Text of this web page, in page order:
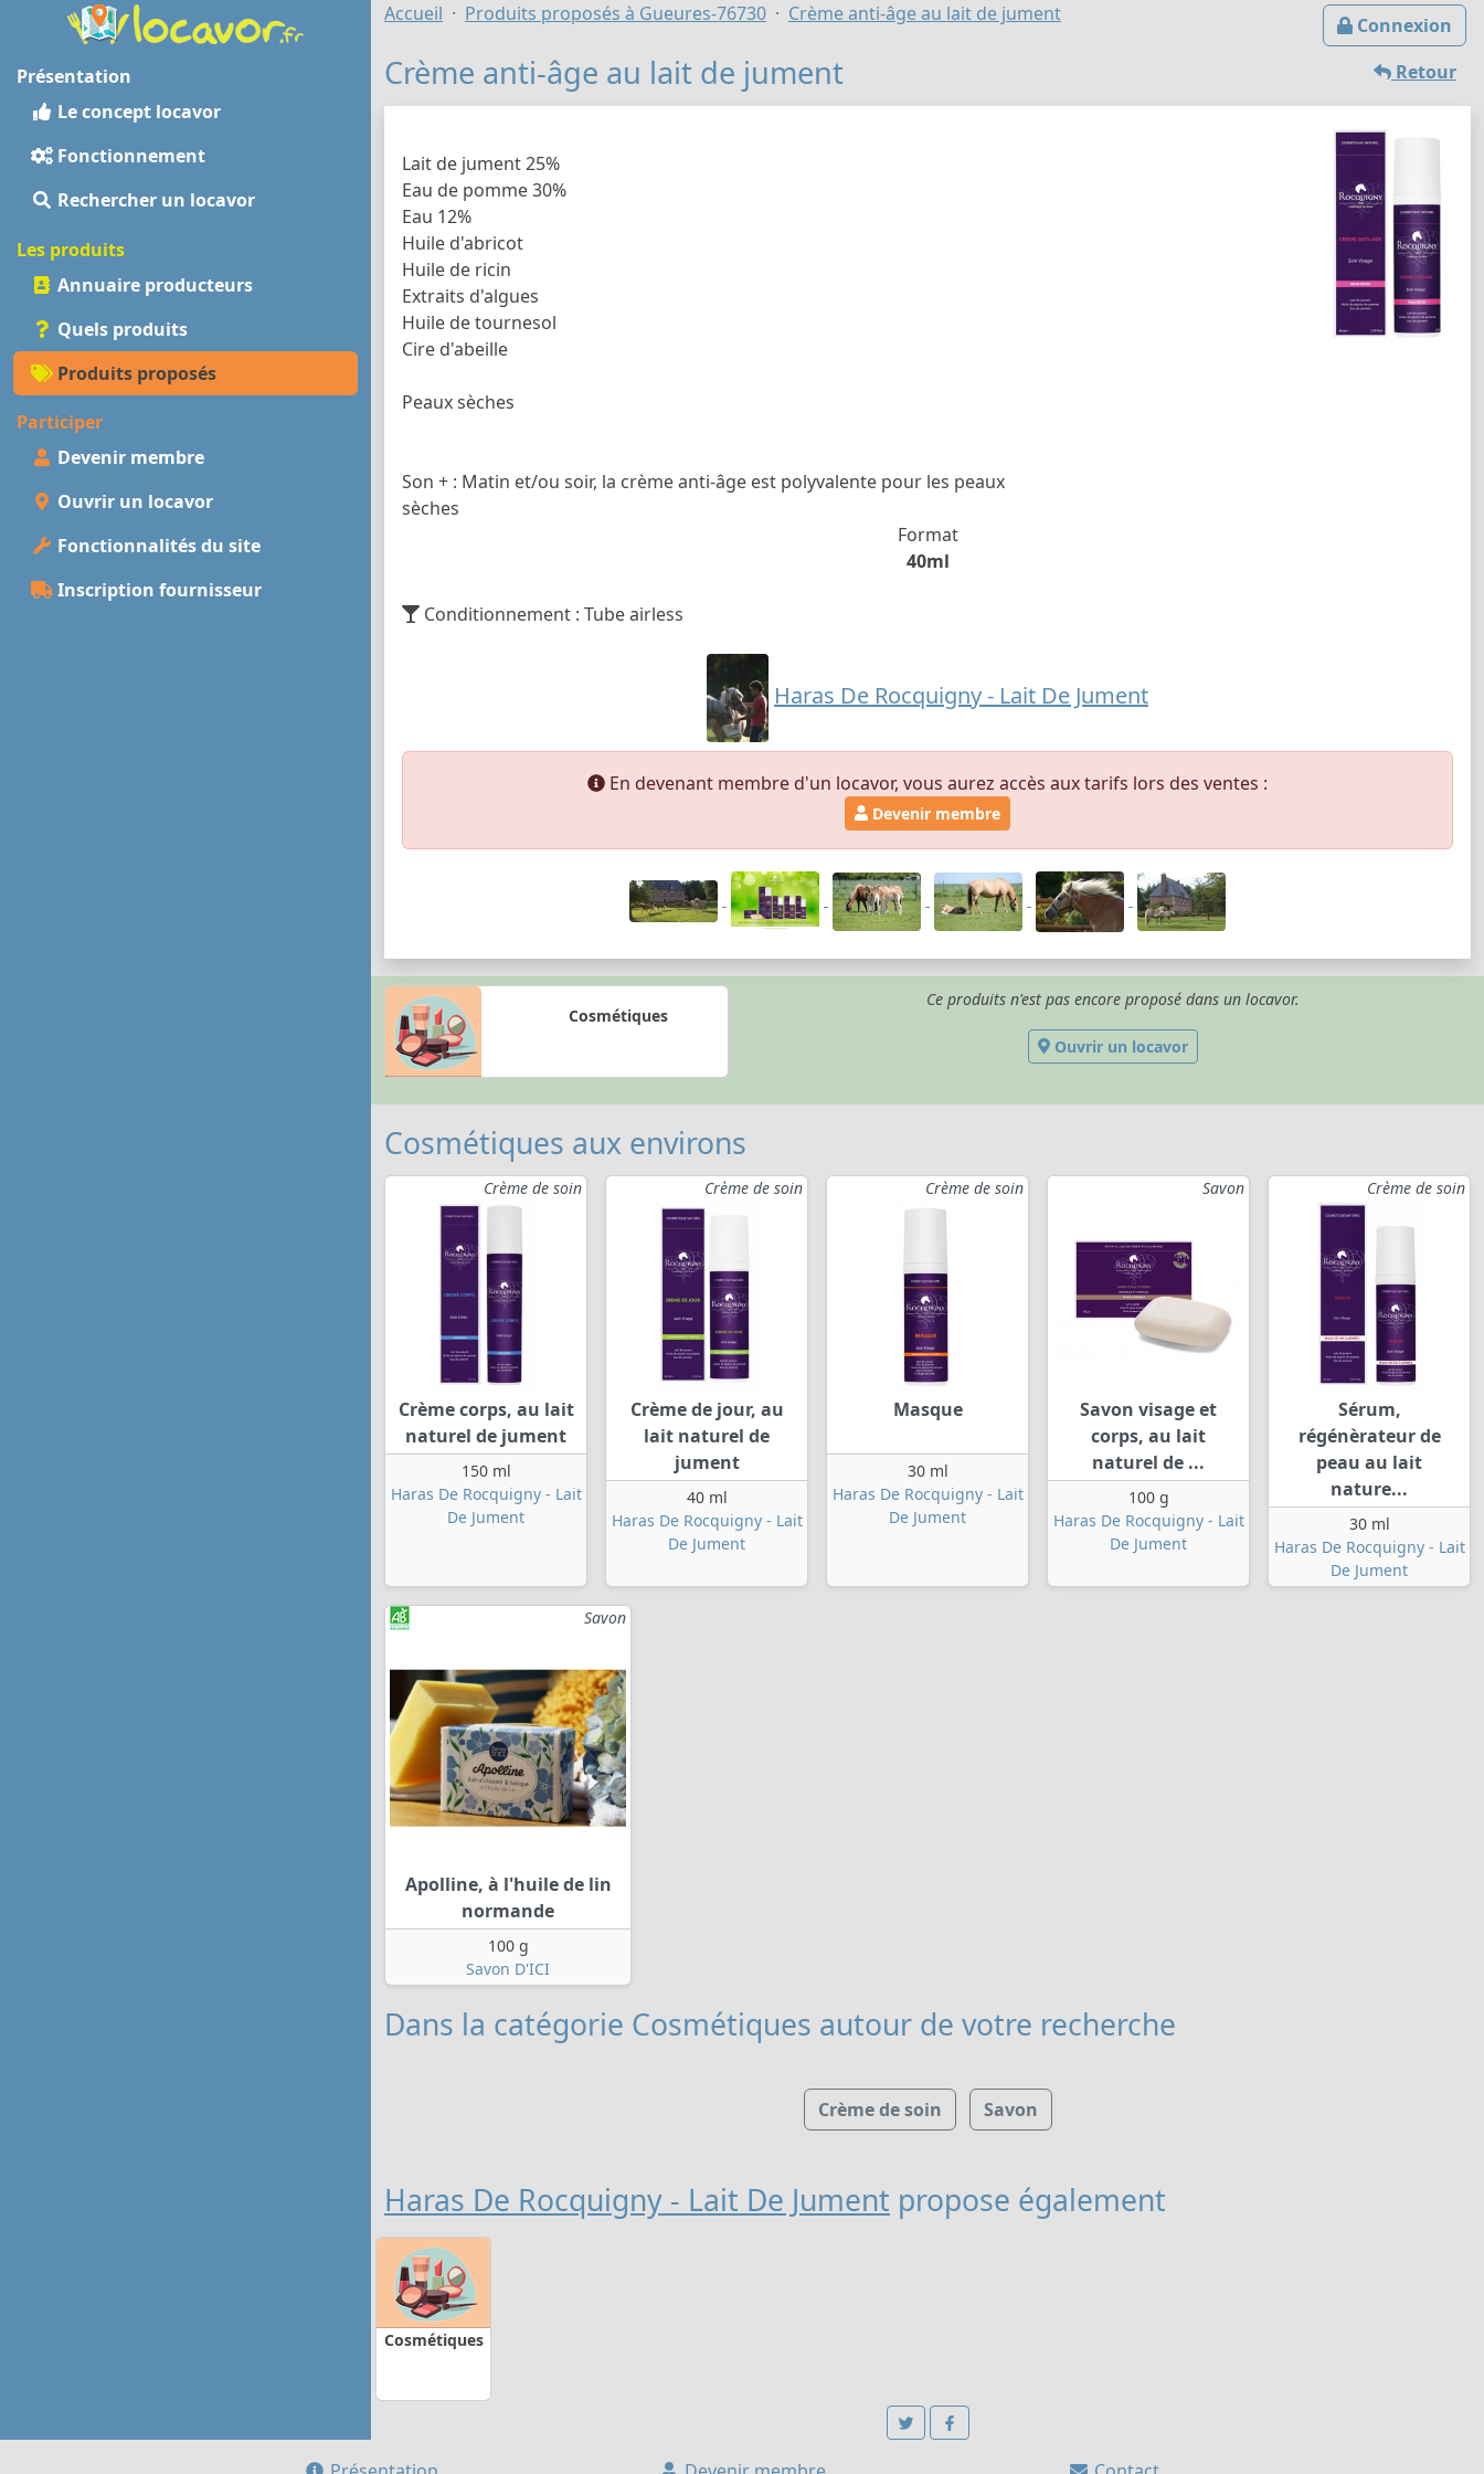
Présentation
Le concept locavor
Fonctionnement
Rechercher un locavor
Les produits
Annuaire producteurs
Quels produits
Produits proposés
Participer
Devenir membre
Ouvrir un locavor
Fonctionnalités du site
Inscription fournisseur
Connexion
Accueil Produits proposés à Gueures-76730 Crème anti-âge au lait de jument
Retour
Crème anti-âge au lait de jument
Lait de jument 25%
Eau de pomme 30%
Eau 12%
Huile d'abricot
Huile de ricin
Extraits d'algues
Huile de tournesol
Cire d'abeille
Peaux sèches
Son + : Matin et/ou soir, la crème anti-âge est polyvalente pour les peaux
sèches
Format
40ml
Conditionnement : Tube airless
Haras De Rocquigny - Lait De Jument
En devenant membre d'un locavor, vous aurez accès aux tarifs lors des ventes :
Devenir membre
Cosmétiques
Ce produits n'est pas encore proposé dans un locavor.
Ouvrir un locavor
Cosmétiques aux environs
Crème de soin
Crème corps, au lait
naturel de jument
150 ml
Haras De Rocquigny - Lait
De Jument
Crème de soin
Crème de jour, au
lait naturel de
jument
40 ml
Haras De Rocquigny - Lait
De Jument
Crème de soin
Masque
30 ml
Haras De Rocquigny - Lait
De Jument
Savon
Savon visage et
corps, au lait
naturel de ...
100 g
Haras De Rocquigny - Lait
De Jument
Crème de soin
Sérum,
régénèrateur de
peau au lait
nature...
30 ml
Haras De Rocquigny - Lait
De Jument
Savon
Apolline, à l'huile de lin
normande
100 g
Savon D'ICI
Dans la catégorie Cosmétiques autour de votre recherche
Crème de soin Savon
Haras De Rocquigny - Lait De Jument propose également
Cosmétiques